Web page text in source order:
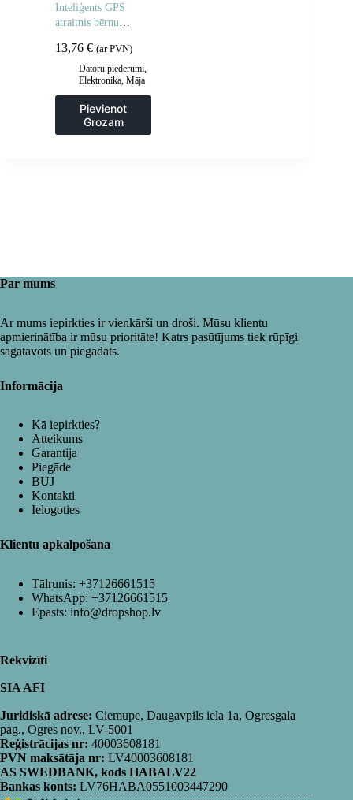
Inteliģents GPS
atraitnis bērnu
White
13,76 € (ar PVN)
Datoru piederumi
Elektronika Māja
Pievienot
Grozam
Par mums
Ar mums iepirkties ir vienkārši un droši. Mūsu klientu
apmierinātība ir mūsu prioritāte! Katrs pasūtījums tiek rūpīgi
sagatavots un piegādāts.
Informācija
Kā iepirkties?
Atteikums
Garantija
Piegāde
BUJ
Kontakti
Ielogoties
Klientu apkalpošana
Tālrunis: +37126661515
WhatsApp: +37126661515
Epasts: info@dropshop.lv
Rekvizīti
SIA AFI
Juridiskā adrese: Ciemupe, Daugavpils iela 1a, Ogresgala
pag., Ogres nov., LV-5001
Reģistrācijas nr: 40003608181
PVN maksātāja nr: LV40003608181
AS SWEDBANK, kods HABALV22
Bankas konts: LV76HABA0551003447290